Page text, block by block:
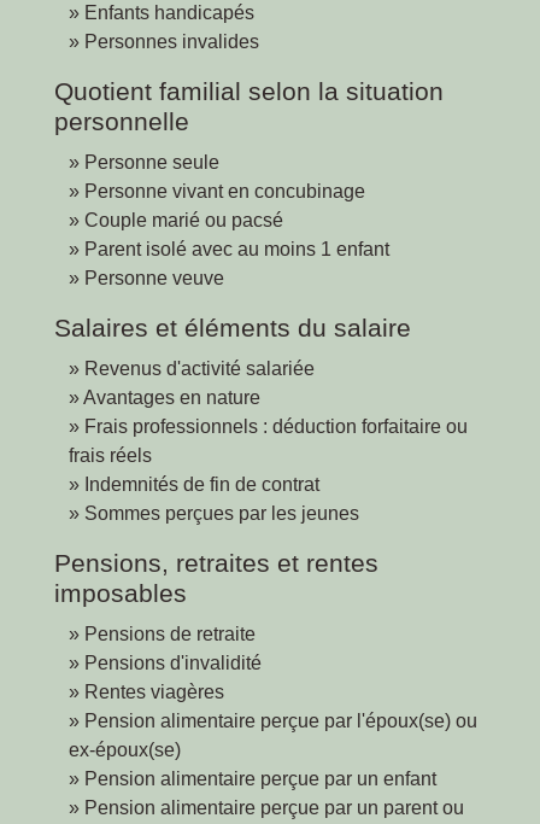
Enfants handicapés
Personnes invalides
Quotient familial selon la situation
personnelle
Personne seule
Personne vivant en concubinage
Couple marié ou pacsé
Parent isolé avec au moins 1 enfant
Personne veuve
Salaires et éléments du salaire
Revenus d'activité salariée
Avantages en nature
Frais professionnels : déduction forfaitaire ou
frais réels
Indemnités de fin de contrat
Sommes perçues par les jeunes
Pensions, retraites et rentes
imposables
Pensions de retraite
Pensions d'invalidité
Rentes viagères
Pension alimentaire perçue par l'époux(se) ou
ex-époux(se)
Pension alimentaire perçue par un enfant
Pension alimentaire perçue par un parent ou